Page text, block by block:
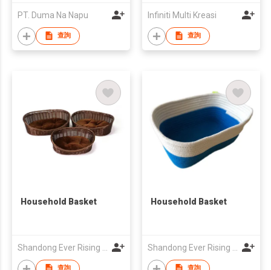
PT. Duma Na Napu
查詢
Infiniti Multi Kreasi
查詢
Household Basket
查詢
Household Basket
查詢